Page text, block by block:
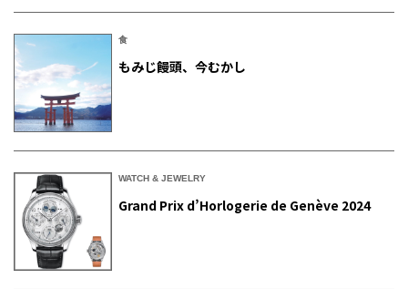
食
もみじ饅頭、今むかし
WATCH & JEWELRY
Grand Prix d’Horlogerie de Genève 2024